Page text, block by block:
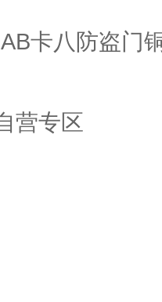
AB卡八防盗门
营专区